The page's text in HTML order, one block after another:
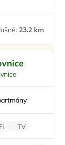
23.2 km
TV